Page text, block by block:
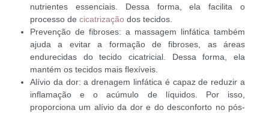
nutrientes essenciais. Dessa forma, ela facilita o
processo de cicatrização dos tecidos.
Prevenção de fibroses: a massagem linfática também
ajuda a evitar a formação de fibroses, as áreas
endurecidas do tecido cicatricial. Dessa forma, ela
mantém os tecidos mais flexíveis.
Alívio da dor: a drenagem linfática é capaz de reduzir a
inflamação e o acúmulo de líquidos. Por isso,
proporciona um alívio da dor e do desconforto no pós-